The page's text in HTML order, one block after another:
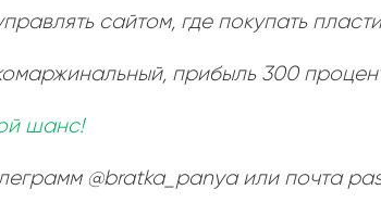
сайтом, где покупать
, прибыль 300
шанс!
@bratka_panya или почта